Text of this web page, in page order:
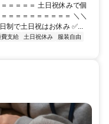
＝＝＝＝ 土日祝休みで個
＝＝＝＝＝＝＝＝＝ ＼＼
制で土日祝はお休み ✅...
費支給 土日祝休み
服装自由